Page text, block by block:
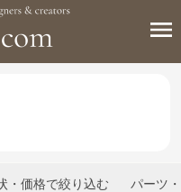
・価格で絞り込む パーツ